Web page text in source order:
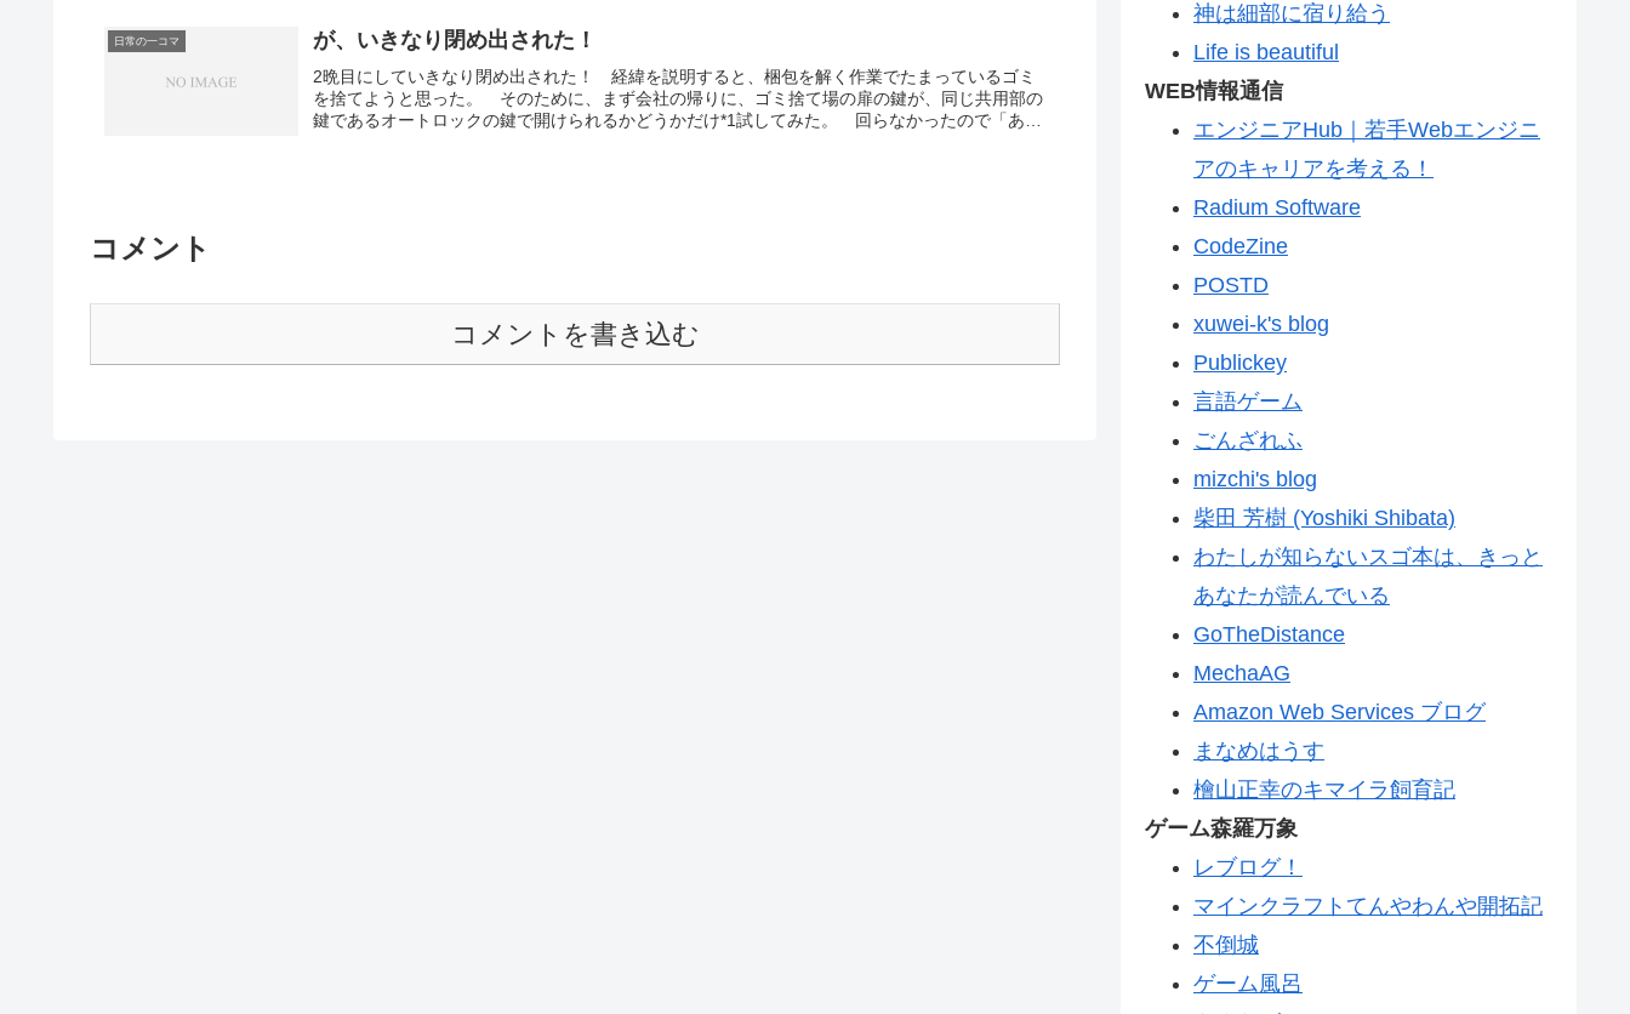
日常の一コマ が、いきなり閉め出された！
2晩目にしていきなり閉め出された！ 経緯を説明すると、梱包を解く作業でたまっているゴミ
を捨てようと思った。 そのために、まず会社の帰りに、ゴミ捨て場の扉の鍵が、同じ共用部の
鍵であるオートロックの鍵で開けられるかどうかだけ*1試してみた。 回らなかったので「ああ
コメント
コメントを書き込む
神は細部に宿り給う
Life is beautiful
WEB情報通信
エンジニアHub｜若手Webエンジニ
アのキャリアを考える！
Radium Software
CodeZine
POSTD
xuwei-k's blog
Publickey
言語ゲーム
ごんざれふ
mizchi's blog
柴田 芳樹 (Yoshiki Shibata)
わたしが知らないスゴ本は、きっと
あなたが読んでいる
GoTheDistance
MechaAG
Amazon Web Services ブログ
まなめはうす
檜山正幸のキマイラ飼育記
ゲーム森羅万象
レブログ！
マインクラフトてんやわんや開拓記
不倒城
ゲーム風呂